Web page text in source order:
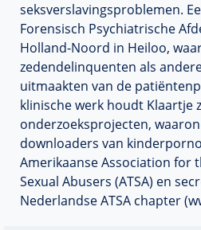
seksverslavingsproblemen.
Forensisch Psychiatrische
Holland-Noord in Heiloo,
zedendelinquenten als
uitmaakten van de
klinische werk houdt Klaartje
onderzoeksprojecten,
downloaders van
Amerikaanse Association for
Sexual Abusers (ATSA) en
Nederlandse ATSA chapter